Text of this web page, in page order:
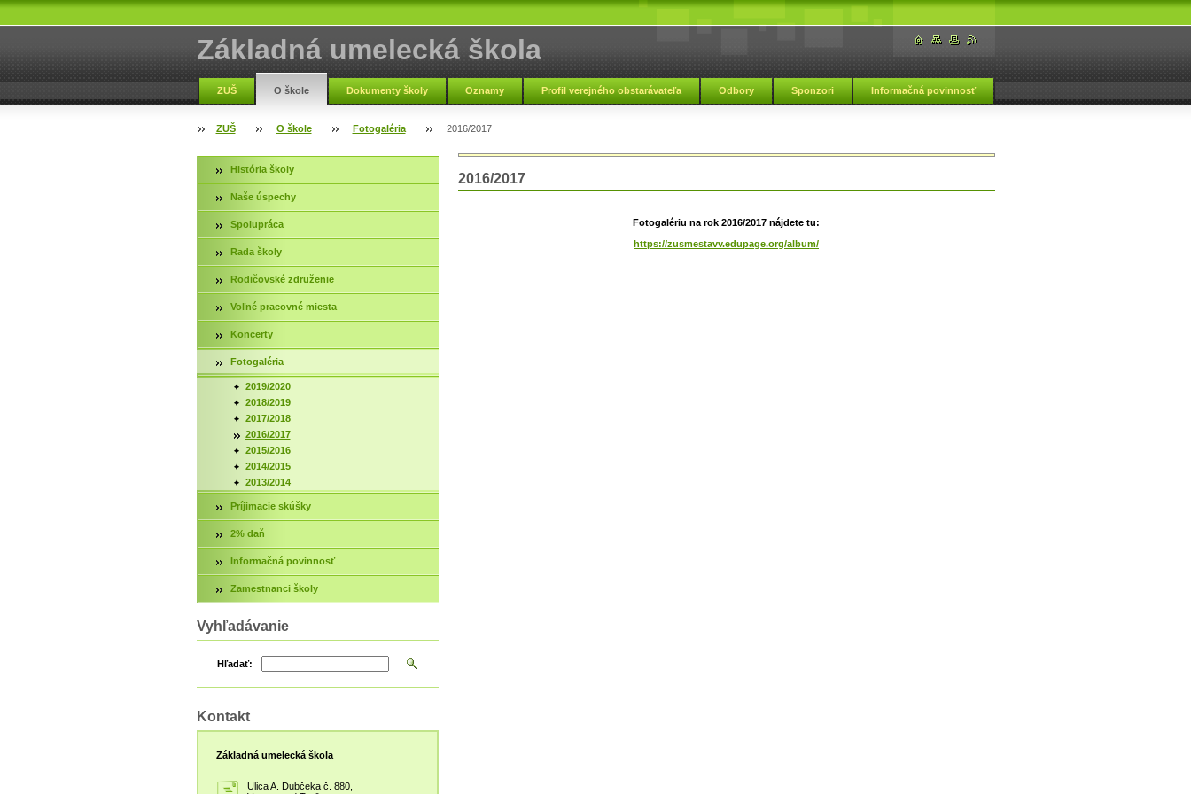
Základná umelecká škola
Vranov nad Topľou
ZUŠ O škole Dokumenty školy Oznamy Profil verejného obstarávateľa Odbory Sponzori Informačná povinnosť
ZUŠ O škole Fotogaléria 2016/2017
2016/2017
Fotogalériu na rok 2016/2017 nájdete tu:
https://zusmestavv.edupage.org/album/
História školy
Naše úspechy
Spolupráca
Rada školy
Rodičovské združenie
Voľné pracovné miesta
Koncerty
Fotogaléria
2019/2020
2018/2019
2017/2018
2016/2017
2015/2016
2014/2015
2013/2014
Príjimacie skúšky
2% daň
Informačná povinnosť
Zamestnanci školy
Vyhľadávanie
Hľadať:
Kontakt
Základná umelecká škola
Ulica A. Dubčeka č. 880,